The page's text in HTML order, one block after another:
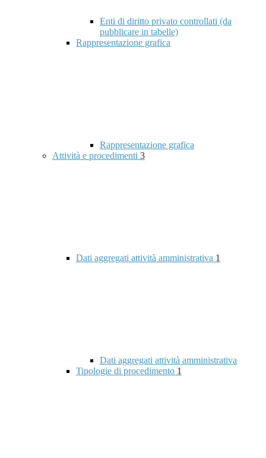
Enti di diritto privato controllati (da
pubblicare in tabelle)
Rappresentazione grafica
Rappresentazione grafica
Attività e procedimenti 3
Dati aggregati attività amministrativa 1
Dati aggregati attività amministrativa
Tipologie di procedimento 1